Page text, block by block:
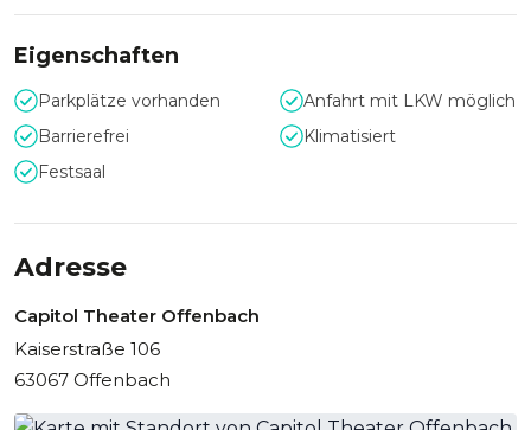
Eigenschaften
Parkplätze vorhanden
Anfahrt mit LKW möglich
Barrierefrei
Klimatisiert
Festsaal
Adresse
Capitol Theater Offenbach
Kaiserstraße 106
63067 Offenbach